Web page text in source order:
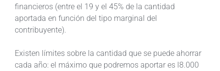
financieros (entre el 19 y el 45% de la cantidad
aportada en función del tipo marginal del
contribuyente).
Existen límites sobre la cantidad que se puede ahorrar
cada año: el máximo que podremos aportar es l8.000